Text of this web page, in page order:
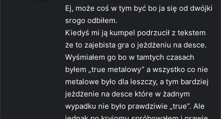
z
e
:
Ej, może coś w tym być bo ja się od dwójki
srogo odbiłem.
Kiedyś mi ją kumpel podrzucił z tekstem
że to zajebista gra o jeżdżeniu na desce.
Wyśmiałem go bo w tamtych czasach
byłem „true metalowy” a wszystko co nie
metalowe było dla leszczy, a tym bardziej
jeżdżenie na desce które w żadnym
wypadku nie było prawdziwie „true”. Ale